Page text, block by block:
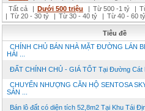
Tất cả
| Dưới 500 triệu | Từ 500 -1 tỷ |
| Từ 20 - 30 tỷ | Từ 30 - 40 tỷ | Từ 40 - 60 tỷ
Tiêu đề
CHÍNH CHỦ BÁN NHÀ MẶT ĐƯỜNG LÁN
HẢI ...
ĐẤT CHÍNH CHỦ - GIÁ TỐT Tại Đường Cát
CHUYỂN NHƯỢNG CĂN HỘ SENTOSA
SẢN ...
Bán lô đất có diện tích 52,8m2 Tại Khu Tái